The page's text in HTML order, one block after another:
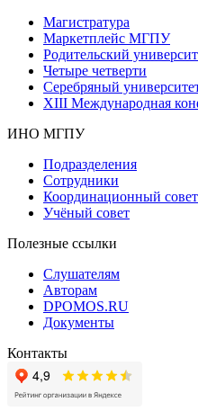
Магистратура
Маркетплейс МГПУ
Родительский
Четыре четверти
Серебряный
XIII Международная
ИНО МГПУ
Подразделения
Сотрудники
Координационный совет
Учёный совет
Полезные ссылки
Слушателям
Авторам
DPOMOS.RU
Документы
Контакты